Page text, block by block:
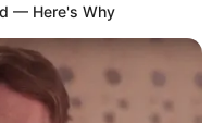
— Here's Why